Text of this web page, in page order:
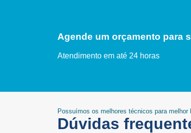
Agende um orçamento para
Atendimento em até 24 horas
Possuímos os melhores técnicos para melhor
Dúvidas